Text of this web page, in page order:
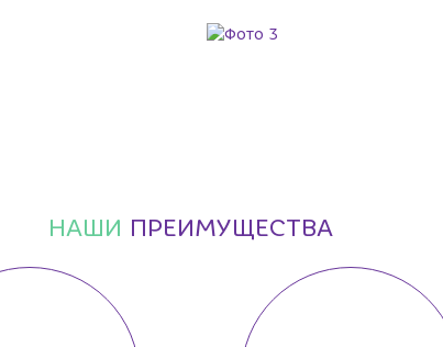
НАШИ ПРЕИМУЩЕСТВА